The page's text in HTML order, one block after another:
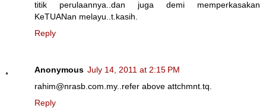
titik perulaannya..dan juga demi memperkasakan
KeTUANan melayu..t.kasih.
Reply
Anonymous July 14, 2011 at 2:15 PM
rahim@nrasb.com.my..refer above attchmnt.tq.
Reply